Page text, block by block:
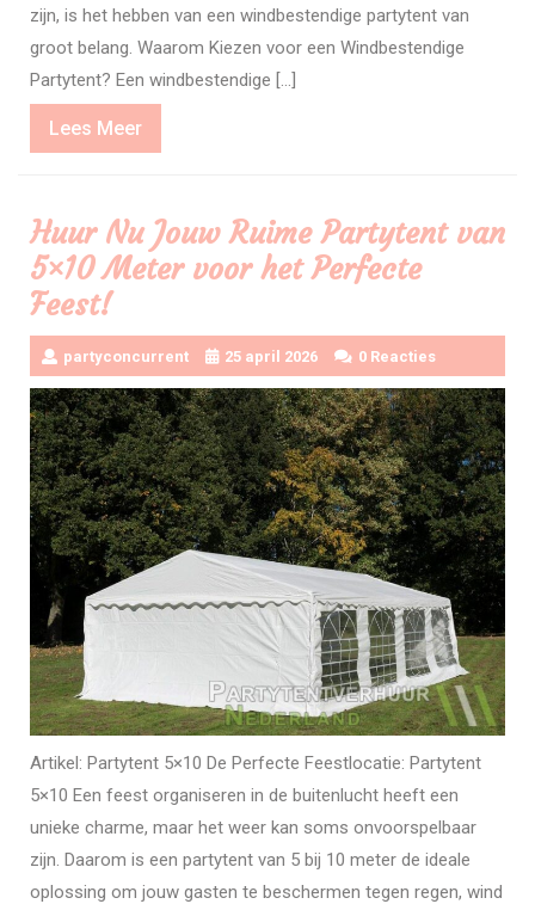
zijn, is het hebben van een windbestendige partytent van
groot belang. Waarom Kiezen voor een Windbestendige
Partytent? Een windbestendige […]
Lees MeerLees
Meer
Huur Nu Jouw Ruime Partytent van
5×10 Meter voor het Perfecte
Feest!
partyconcurrent 25 april 2026 0 Reacties
Artikel: Partytent 5×10 De Perfecte Feestlocatie: Partytent
5×10 Een feest organiseren in de buitenlucht heeft een
unieke charme, maar het weer kan soms onvoorspelbaar
zijn. Daarom is een partytent van 5 bij 10 meter de ideale
oplossing om jouw gasten te beschermen tegen regen, wind